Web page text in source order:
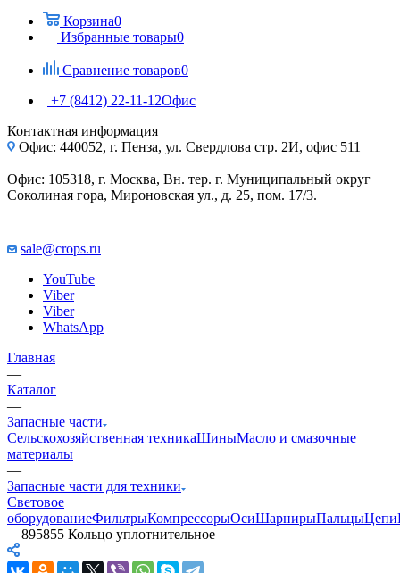
Корзина0
Избранные товары0
Сравнение товаров0
+7 (8412) 22-11-12Офис
Контактная информация
Офис: 440052, г. Пенза, ул. Свердлова стр. 2И, офис 511
Офис: 105318, г. Москва, Вн. тер. г. Муниципальный округ
Соколиная гора, Мироновская ул., д. 25, пом. 17/3.
sale@crops.ru
YouTube
Viber
Viber
WhatsApp
Главная
—
Каталог
—
Запасные части
Сельскохозяйственная техникаШиныМасло и смазочные
материалы
—
Запасные части для техники
Световое
оборудованиеФильтрыКомпрессорыОсиШарнирыПальцыЦепи
—895855 Кольцо уплотнительное